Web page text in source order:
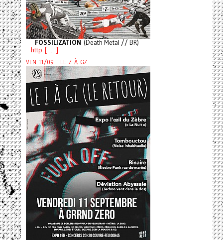
FOSSILIZATION (Death Metal // BR)
http [ ... ]
VEN 11/09 : LE Z À GZ